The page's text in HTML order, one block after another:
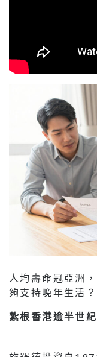
人均壽命冠亞洲
夠支持晚年生活？
紮根香港逾半世